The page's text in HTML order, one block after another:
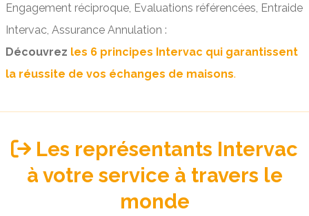
Engagement réciproque, Evaluations référencées, Entraide
Intervac, Assurance Annulation :
Découvrez les 6 principes Intervac qui garantissent
la réussite de vos échanges de maisons.
Les représentants Intervac
à votre service à travers le
monde